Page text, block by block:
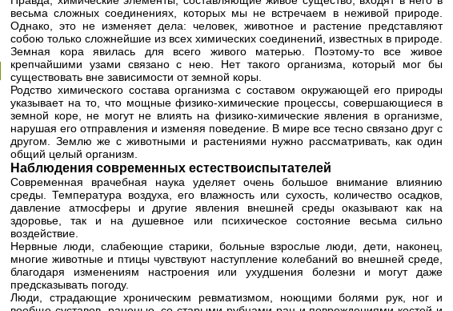
весьма сложных соединениях, которых мы не встречаем в неживой природе.
Однако, это не изменяет дела: человек, животное и растение представляют
собою только сложнейшие из всех химических соединений, известных в природе.
Земная кора явилась для всего живого матерью. Поэтому-то все живое
крепчайшими узами связано с нею. Нет такого организма, который мог бы
существовать вне зависимости от земной коры.
Родство химического состава организма с составом окружающей его природы
указывает на то, что мощные физико-химические процессы, совершающиеся в
земной коре, не могут не влиять на физико-химические явления в организме,
нарушая его отправления и изменяя поведение. В мире все тесно связано друг с
другом. Землю же с животными и растениями нужно рассматривать, как один
общий целый организм.
Наблюдения современных естествоиспытателей
Современная врачебная наука уделяет очень большое внимание влиянию
среды. Температура воздуха, его влажность или сухость, количество осадков,
давление атмосферы и другие явления внешней среды оказывают как на
здоровье, так и на душевное или психическое состояние весьма сильно
воздействие.
Нервные люди, слабеющие старики, больные взрослые люди, дети, наконец,
многие животные и птицы чувствуют наступление колебаний во внешней среде,
благодаря изменениям настроения или ухудшения болезни и могут даже
предсказывать погоду.
Люди, страдающие хроническим ревматизмом, ноющими болями рук, ног и